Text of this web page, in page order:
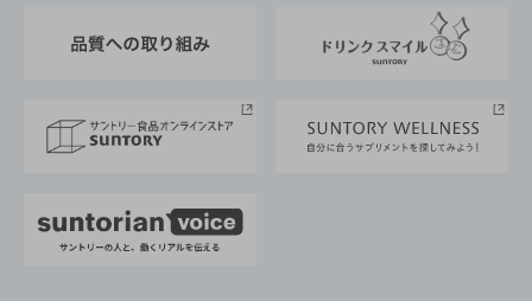
採用情報